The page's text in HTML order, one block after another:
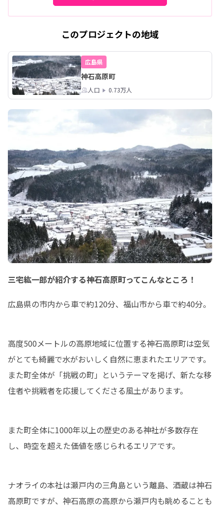
このプロジェクトの地域
広島県
神石高原町
人口 0.73万人
三宅紘一郎が紹介する神石高原町ってこんなところ！
広島県の市内から車で約120分、福山市から車で約40分。
高度500メートルの高原地域に位置する神石高原町は空気
がとても綺麗で水がおいしく自然に恵まれたエリアです。
また町全体が「挑戦の町」というテーマを掲げ、新たな移
住者や挑戦者を応援してくださる風土があります。
また町全体に1000年以上の歴史のある神社が多数存在
し、時空を超えた価値を感じられるエリアです。
ナオライの本社は瀬戸内の三角島という離島、酒蔵は神石
高原町ですが、神石高原の高原から瀬戸内も眺めることも